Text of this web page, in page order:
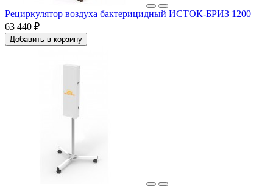
Рециркулятор воздуха бактерицидный ИСТОК-БРИЗ 1200
63 440 ₽
Добавить в корзину